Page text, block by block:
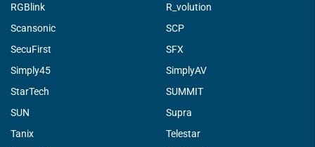
RGBlink
R_volution
Scansonic
SCP
SecuFirst
SFX
Simply45
SimplyAV
StarTech
SUMMIT
SUN
Supra
Tanix
Telestar